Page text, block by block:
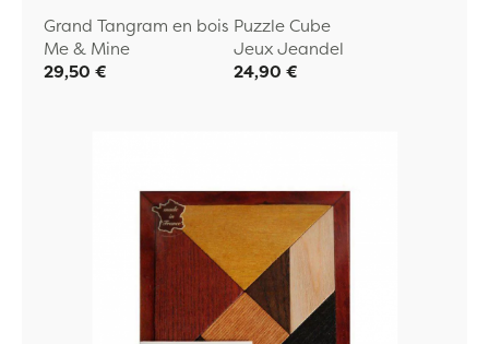
Grand Tangram en bois
Me & Mine
29,50 €
Puzzle Cube
Jeux Jeandel
24,90 €